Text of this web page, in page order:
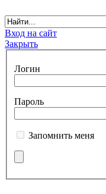
Вход на сайт
Закрыть
Логин
Пароль
Запомнить меня